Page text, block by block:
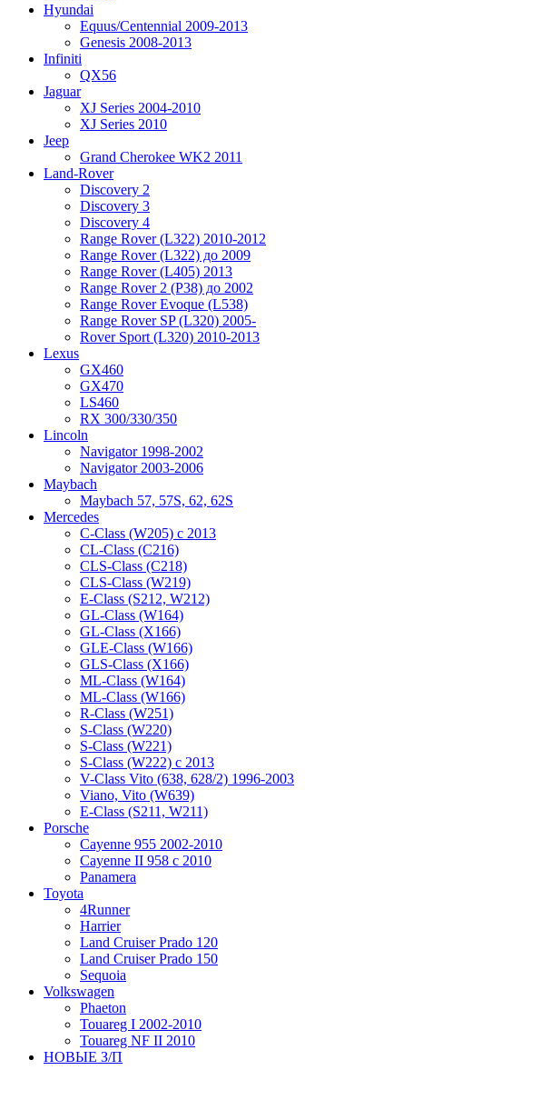
Hyundai
Equus/Centennial 2009-2013
Genesis 2008-2013
Infiniti
QX56
Jaguar
XJ Series 2004-2010
XJ Series 2010
Jeep
Grand Cherokee WK2 2011
Land-Rover
Discovery 2
Discovery 3
Discovery 4
Range Rover (L322) 2010-2012
Range Rover (L322) до 2009
Range Rover (L405) 2013
Range Rover 2 (P38) до 2002
Range Rover Evoque (L538)
Range Rover SP (L320) 2005-
Rover Sport (L320) 2010-2013
Lexus
GX460
GX470
LS460
RX 300/330/350
Lincoln
Navigator 1998-2002
Navigator 2003-2006
Maybach
Maybach 57, 57S, 62, 62S
Mercedes
C-Class (W205) с 2013
CL-Class (C216)
CLS-Class (C218)
CLS-Class (W219)
E-Class (S212, W212)
GL-Class (W164)
GL-Class (X166)
GLE-Class (W166)
GLS-Class (X166)
ML-Class (W164)
ML-Class (W166)
R-Class (W251)
S-Class (W220)
S-Class (W221)
S-Class (W222) с 2013
V-Class Vito (638, 628/2) 1996-2003
Viano, Vito (W639)
Е-Class (S211, W211)
Porsche
Cayenne 955 2002-2010
Cayenne II 958 с 2010
Panamera
Toyota
4Runner
Harrier
Land Cruiser Prado 120
Land Cruiser Prado 150
Sequoia
Volkswagen
Phaeton
Touareg I 2002-2010
Touareg NF II 2010
НОВЫЕ З/П